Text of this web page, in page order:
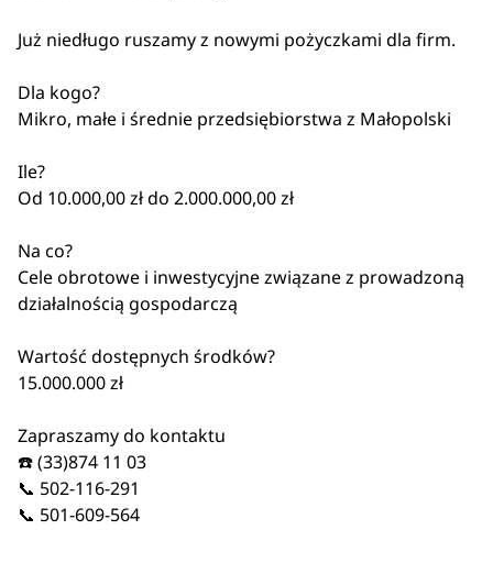
Już niedługo ruszamy z nowymi pożyczkami dla firm.
Dla kogo?
Mikro, małe i średnie przedsiębiorstwa z Małopolski
Ile?
Od 10.000,00 zł do 2.000.000,00 zł
Na co?
Cele obrotowe i inwestycyjne związane z prowadzoną
działalnością gospodarczą
Wartość dostępnych środków?
15.000.000 zł
Zapraszamy do kontaktu
☎️(33)874 11 03
📞 502-116-291
📞 501-609-564